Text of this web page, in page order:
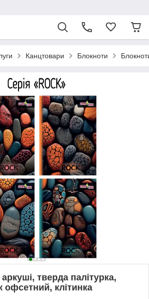
Канцтовари Блокноти
тверда палітурка,
офсетний, клітинка